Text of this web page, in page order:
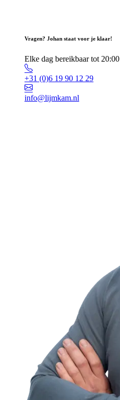
Vragen? Johan staat voor je klaar!
Elke dag bereikbaar tot 20:00
+31 (0)6 19 90 12 29
info@lijmkam.nl